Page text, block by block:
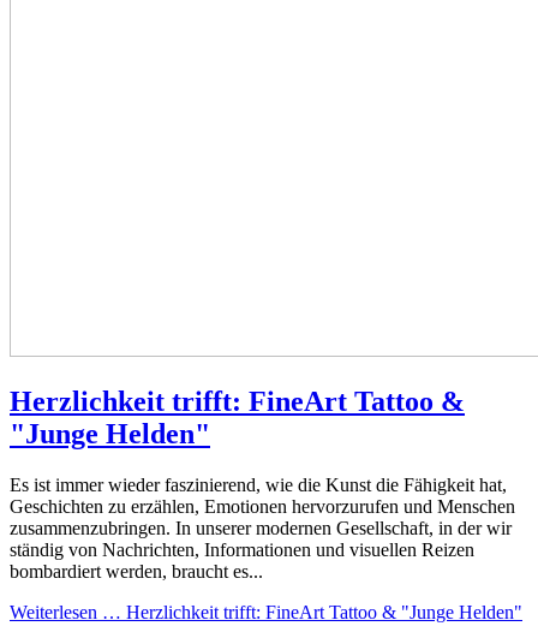
Herzlichkeit trifft: FineArt Tattoo &
"Junge Helden"
Es ist immer wieder faszinierend, wie die Kunst die Fähigkeit hat,
Geschichten zu erzählen, Emotionen hervorzurufen und Menschen
zusammenzubringen. In unserer modernen Gesellschaft, in der wir
ständig von Nachrichten, Informationen und visuellen Reizen
bombardiert werden, braucht es...
Weiterlesen … Herzlichkeit trifft: FineArt Tattoo & "Junge Helden"